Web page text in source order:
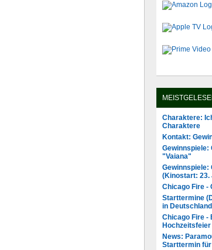
Charaktere:
Charaktere
Kontakt:
Gewinnspiele:
"Vaiana"
Gewinnspiele:
(Kinostart: 23.
Chicago Fire -
Starttermine
in Deutschland
Chicago Fire -
Hochzeitsfeier
News:
Starttermin